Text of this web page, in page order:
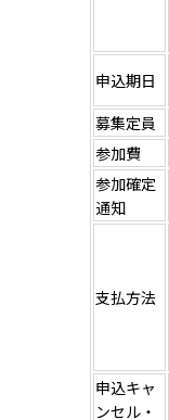
申込期日
募集定員
参加費
参加確定
通知
支払方法
申込キャ
ンセル・